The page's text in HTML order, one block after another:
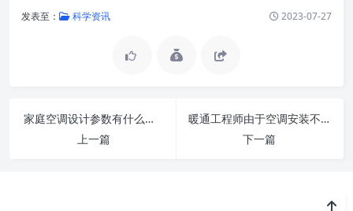
发表至： 科学资讯 2023-07-27
家庭空调设计参数有什么？暖通工程师如何定位？
上一篇
暖通工程师由于空调安装不当出现的问题如何解决?
下一篇